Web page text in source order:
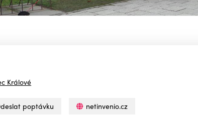
Králové
poptávku netinvenio.cz